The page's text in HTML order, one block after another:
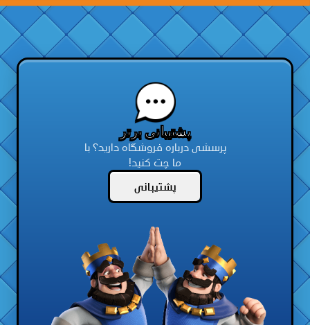
پشتیبانی برتر
پرسشی درباره فروشگاه دارید؟ با
ما چت کنید!
پشتیبانی